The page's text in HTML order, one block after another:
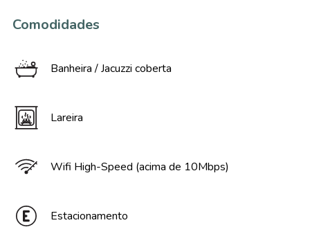
Comodidades
Banheira / Jacuzzi coberta
Lareira
Wifi High-Speed (acima de 10Mbps)
Estacionamento